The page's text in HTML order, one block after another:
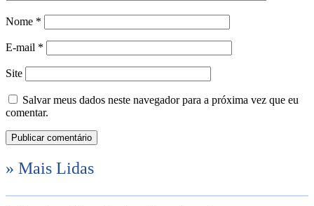
Nome *
E-mail *
Site
Salvar meus dados neste navegador para a próxima vez que eu
comentar.
» Mais Lidas